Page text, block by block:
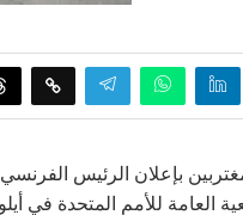
بإعلان الرئيس
العامة للأمم المتحدة في